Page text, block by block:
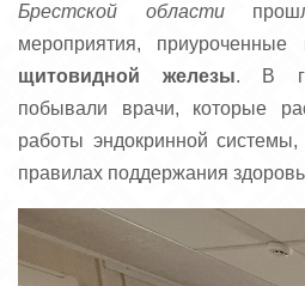
Брестской области
мероприятия, приуроченные
щитовидной железы. В
побывали врачи, которые
работы эндокринной системы,
правилах поддержания